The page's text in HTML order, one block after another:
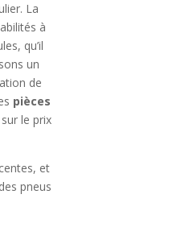
La
à
qu’il
un
de
pièces
le prix
et
pneus